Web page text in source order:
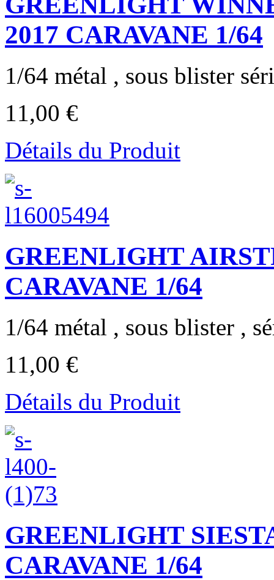
2017 CARAVANE 1/64
1/64 métal , sous blister
11,00 €
Détails du Produit
GREENLIGHT
CARAVANE 1/64
1/64 métal , sous blister ,
11,00 €
Détails du Produit
GREENLIGHT
CARAVANE 1/64